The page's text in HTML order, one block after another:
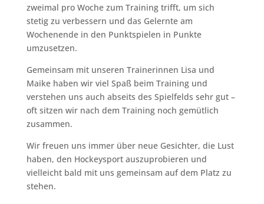
zweimal pro Woche zum Training trifft, um sich
stetig zu verbessern und das Gelernte am
Wochenende in den Punktspielen in Punkte
umzusetzen.
Gemeinsam mit unseren Trainerinnen Lisa und
Maike haben wir viel Spaß beim Training und
verstehen uns auch abseits des Spielfelds sehr gut –
oft sitzen wir nach dem Training noch gemütlich
zusammen.
Wir freuen uns immer über neue Gesichter, die Lust
haben, den Hockeysport auszuprobieren und
vielleicht bald mit uns gemeinsam auf dem Platz zu
stehen.